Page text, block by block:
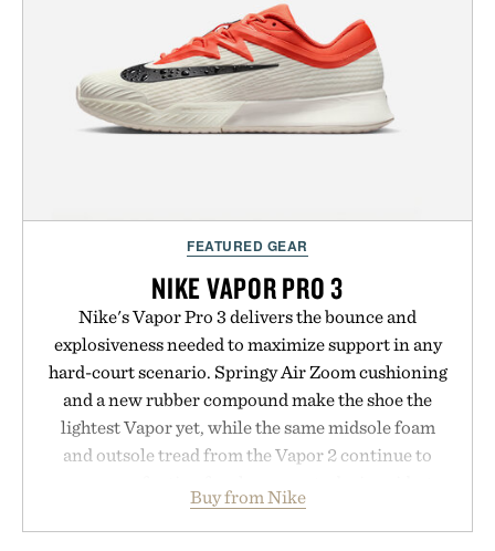
your rotation, proving that comfort and polish can
coexist.
Presented by Collars & Co.
FEATURED GEAR
NIKE VAPOR PRO 3
Nike's Vapor Pro 3 delivers the bounce and
explosiveness needed to maximize support in any
hard-court scenario. Springy Air Zoom cushioning
and a new rubber compound make the shoe the
lightest Vapor yet, while the same midsole foam
and outsole tread from the Vapor 2 continue to
side rallies and quick scrambles at the net.
Structurally refined with a deeper flex notch for
Buy from Nike